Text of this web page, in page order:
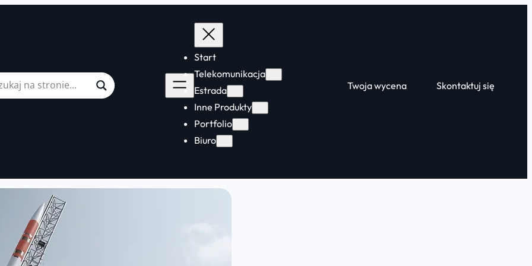
Start
Telekomunikacja
Estrada
Inne Produkty
Portfolio
Biuro
Twoja wycena Skontaktuj się